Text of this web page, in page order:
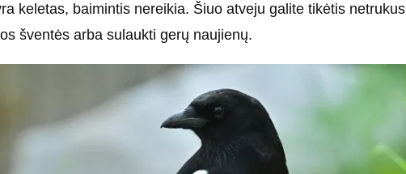
keletas, baimintis nereikia. Šiuo atveju galite tikėtis netrukus
šventės arba sulaukti gerų naujienų.